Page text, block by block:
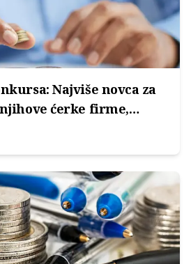
Najviše novca za
ćerke firme,
kuće Radoice